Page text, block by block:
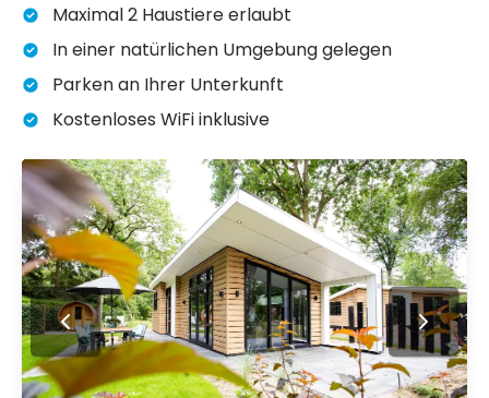
Maximal 2 Haustiere erlaubt
In einer natürlichen Umgebung gelegen
Parken an Ihrer Unterkunft
Kostenloses WiFi inklusive